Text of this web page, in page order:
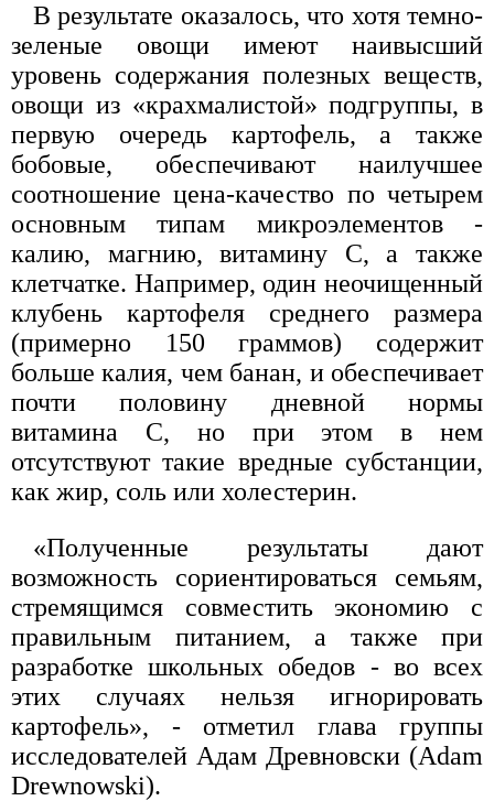
В результате оказалось, что хотя темно-
зеленые овощи имеют наивысший
уровень содержания полезных веществ,
овощи из «крахмалистой» подгруппы, в
первую очередь картофель, а также
бобовые, обеспечивают наилучшее
соотношение цена-качество по четырем
основным типам микроэлементов -
калию, магнию, витамину С, а также
клетчатке. Например, один неочищенный
клубень картофеля среднего размера
(примерно 150 граммов) содержит
больше калия, чем банан, и обеспечивает
почти половину дневной нормы
витамина С, но при этом в нем
отсутствуют такие вредные субстанции,
как жир, соль или холестерин.
«Полученные результаты дают
возможность сориентироваться семьям,
стремящимся совместить экономию с
правильным питанием, а также при
разработке школьных обедов - во всех
этих случаях нельзя игнорировать
картофель», - отметил глава группы
исследователей Адам Древновски (Adam
Drewnowski).